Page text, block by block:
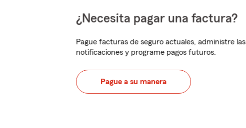
¿Necesita pagar una factura?
Pague facturas de seguro actuales, administre las
notificaciones y programe pagos futuros.
Pague a su manera